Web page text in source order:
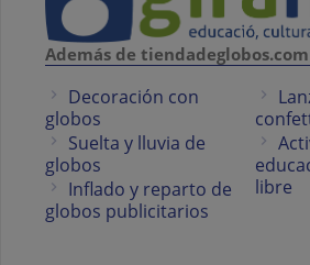
Además de
Decoración con
globos
Suelta y lluvia de
globos
Inflado y reparto de
globos publicitarios
libre